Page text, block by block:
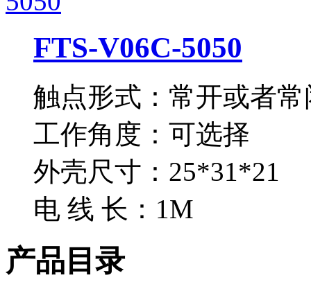
FTS-V06C-5050
触点形式：常开或者常
工作角度：可选择
外壳尺寸：25*31*21
电 线 长：1M
产品目录